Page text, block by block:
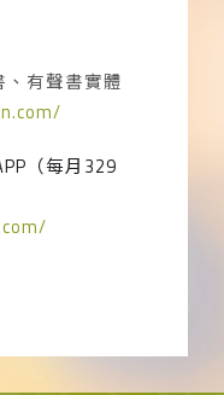
有聲書實體
（每月 329